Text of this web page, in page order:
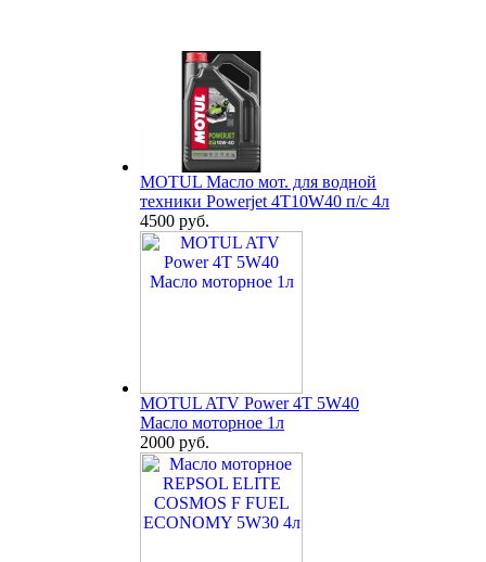
MOTUL Масло мот. для водной
техники Powerjet 4T10W40 п/с 4л
4500 руб.
MOTUL ATV Power 4T 5W40
Масло моторное 1л
2000 руб.